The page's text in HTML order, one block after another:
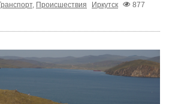
, Происшествия Иркутск
877